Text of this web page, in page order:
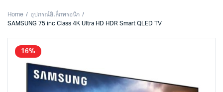
Home
อุปกรณ์อิเล็กทรอนิก
SAMSUNG 75 inc Class 4K Ultra HD HDR Smart QLED TV
16%